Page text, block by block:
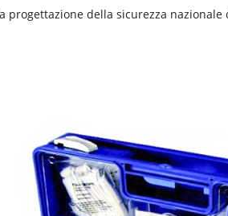
progettazione della sicurezza